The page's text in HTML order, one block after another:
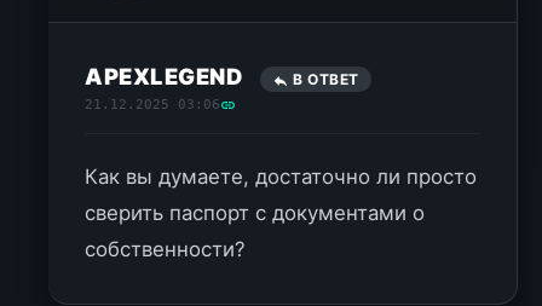
APEXLEGEND В ОТВЕТ
21.12.2025 03:06
Как вы думаете, достаточно ли просто
сверить паспорт с документами о
собственности?